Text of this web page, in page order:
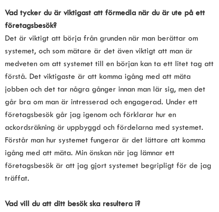
Vad tycker du är viktigast att förmedla när du är ute på ett
företagsbesök?
Det är viktigt att börja från grunden när man berättar om
systemet, och som mätare är det även viktigt att man är
medveten om att systemet till en början kan ta ett litet tag att
förstå. Det viktigaste är att komma igång med att mäta
jobben och det tar några gånger innan man lär sig, men det
går bra om man är intresserad och engagerad. Under ett
företagsbesök går jag igenom och förklarar hur en
ackordsräkning är uppbyggd och fördelarna med systemet.
Förstår man hur systemet fungerar är det lättare att komma
igång med att mäta. Min önskan när jag lämnar ett
företagsbesök är att jag gjort systemet begripligt för de jag
träffat.
Vad vill du att ditt besök ska resultera i?